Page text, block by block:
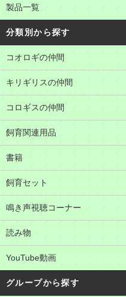
製品一覧
分類別から探す
コオロギの仲間
キリギリスの仲間
コロギスの仲間
飼育関連用品
書籍
飼育セット
鳴き声視聴コーナー
読み物
YouTube動画
グループから探す